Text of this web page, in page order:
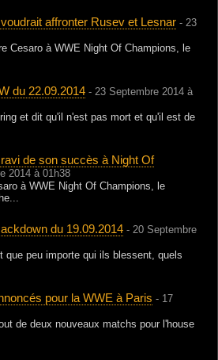
affronter Rusev et Lesnar - 23
Cesaro à WWE Night Of Champions, le
du 22.09.2014 - 23 Septembre 2014 à
et dit qu'il n'est pas mort et qu'il est de
de son succès à Night Of
2014 à 01h38
à WWE Night Of Champions, le
du 19.09.2014 - 20 Septembre
que peu importe qui ils blessent, quels
pour la WWE à Paris - 17
de deux nouveaux matchs pour l'house